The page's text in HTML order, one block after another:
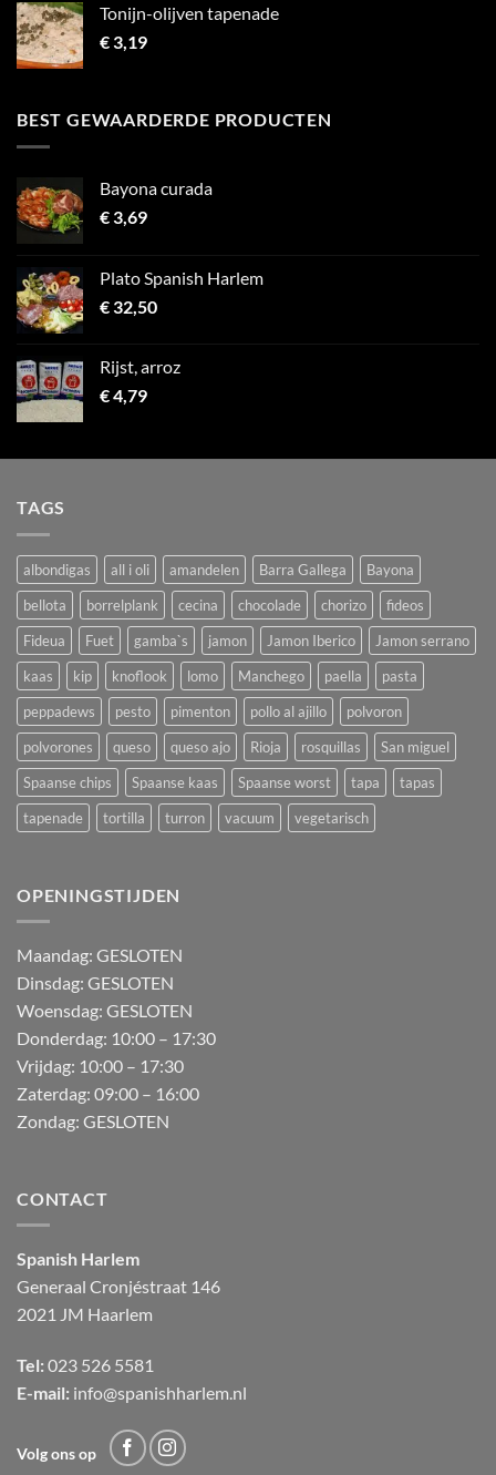
Tonijn-olijven tapenade
€3,19
BEST GEWAARDERDE PRODUCTEN
Bayona curada
€3,69
Plato Spanish Harlem
€32,50
Rijst, arroz
€4,79
TAGS
albondigas all i oli amandelen Barra Gallega
Bayona
bellota
borrelplank cecina chocolade chorizo
fideos
Fideua
Fuet gamba`s jamon Jamon Iberico
Jamon serrano
kaas
kip knoflook lomo Manchego paella
pasta
peppadews
pesto pimenton pollo al ajillo
polvoron
polvorones
queso queso ajo Rioja rosquillas
San miguel
Spaanse chips
Spaanse kaas Spaanse worst tapa
tapas
tapenade
tortilla turron vacuum vegetarisch
OPENINGSTIJDEN
Maandag: GESLOTEN
Dinsdag: GESLOTEN
Woensdag: GESLOTEN
Donderdag: 10:00 – 17:30
Vrijdag: 10:00 – 17:30
Zaterdag: 09:00 – 16:00
Zondag: GESLOTEN
CONTACT
Spanish Harlem
Generaal Cronjéstraat 146
2021 JM Haarlem
Tel: 023 526 5581
E-mail: info@spanishharlem.nl
Volg ons op